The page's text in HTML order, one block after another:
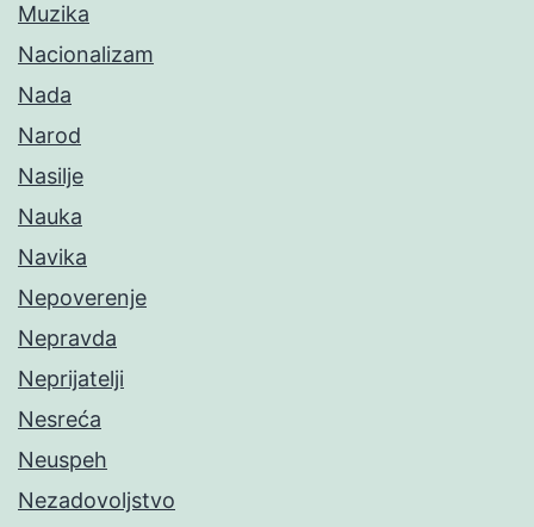
Muzika
Nacionalizam
Nada
Narod
Nasilje
Nauka
Navika
Nepoverenje
Nepravda
Neprijatelji
Nesreća
Neuspeh
Nezadovoljstvo